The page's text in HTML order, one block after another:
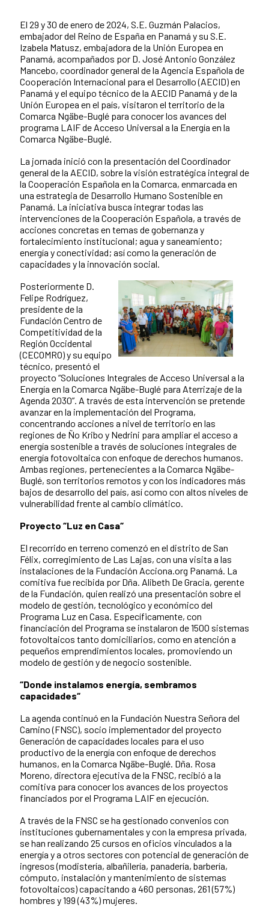
News content
El 29 y 30 de enero de 2024, S.E. Guzmán Palacios,
embajador del Reino de España en Panamá y su S.E.
Izabela Matusz, embajadora de la Unión Europea en
Panamá, acompañados por D. José Antonio González
Mancebo, coordinador general de la Agencia Española de
Cooperación Internacional para el Desarrollo (AECID) en
Panamá y el equipo técnico de la AECID Panamá y de la
Unión Europea en el país, visitaron el territorio de la
Comarca Ngäbe-Buglé para conocer los avances del
programa LAIF de Acceso Universal a la Energía en la
Comarca Ngäbe-Buglé.
La jornada inició con la presentación del Coordinador
general de la AECID, sobre la visión estratégica integral de
la Cooperación Española en la Comarca, enmarcada en
una estrategia de Desarrollo Humano Sostenible en
Panamá. La iniciativa busca integrar todas las
intervenciones de la Cooperación Española, a través de
acciones concretas en temas de gobernanza y
fortalecimiento institucional; agua y saneamiento;
energía y conectividad; así como la generación de
capacidades y la innovación social.
Posteriormente D.
Felipe Rodríguez,
presidente de la
Fundación Centro de
Competitividad de la
Región Occidental
(CECOMRO) y su equipo
técnico, presentó el
proyecto “Soluciones Integrales de Acceso Universal a la
Energía en la Comarca Ngäbe-Buglé para Aterrizaje de la
Agenda 2030”. A través de esta intervención se pretende
avanzar en la implementación del Programa,
concentrando acciones a nivel de territorio en las
regiones de Ño Kribo y Nedrini para ampliar el acceso a
energía sostenible a través de soluciones integrales de
energía fotovoltaica con enfoque de derechos humanos.
Ambas regiones, pertenecientes a la Comarca Ngäbe-
Buglé, son territorios remotos y con los indicadores más
bajos de desarrollo del país, así como con altos niveles de
vulnerabilidad frente al cambio climático.
Proyecto “Luz en Casa“
El recorrido en terreno comenzó en el distrito de San
Félix, corregimiento de Las Lajas, con una visita a las
instalaciones de la Fundación Acciona.org Panamá. La
comitiva fue recibida por Dña. Alibeth De Gracia, gerente
de la Fundación, quien realizó una presentación sobre el
modelo de gestión, tecnológico y económico del
Programa Luz en Casa. Específicamente, con
financiación del Programa se instalaron de 1500 sistemas
fotovoltaicos tanto domiciliarios, como en atención a
pequeños emprendimientos locales, promoviendo un
modelo de gestión y de negocio sostenible.
“Donde instalamos energía, sembramos
capacidades“
La agenda continuó en la Fundación Nuestra Señora del
Camino (FNSC), socio implementador del proyecto
Generación de capacidades locales para el uso
productivo de la energía con enfoque de derechos
humanos, en la Comarca Ngäbe-Buglé. Dña. Rosa
Moreno, directora ejecutiva de la FNSC, recibió a la
comitiva para conocer los avances de los proyectos
financiados por el Programa LAIF en ejecución.
A través de la FNSC se ha gestionado convenios con
instituciones gubernamentales y con la empresa privada,
se han realizando 25 cursos en oficios vinculados a la
energía y a otros sectores con potencial de generación de
ingresos (modistería, albañilería, panadería, barbería,
cómputo, instalación y mantenimiento de sistemas
fotovoltaicos) capacitando a 460 personas, 261 (57%)
hombres y 199 (43%) mujeres.